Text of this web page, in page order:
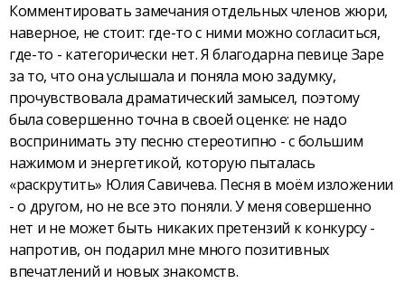
Комментировать замечания отдельных членов жюри,
наверное, не стоит: где-то с ними можно согласиться,
где-то - категорически нет. Я благодарна певице Заре
за то, что она услышала и поняла мою задумку,
прочувствовала драматический замысел, поэтому
была совершенно точна в своей оценке: не надо
воспринимать эту песню стереотипно - с большим
нажимом и энергетикой, которую пыталась
«раскрутить» Юлия Савичева. Песня в моём изложении
- о другом, но не все это поняли. У меня совершенно
нет и не может быть никаких претензий к конкурсу -
напротив, он подарил мне много позитивных
впечатлений и новых знакомств.